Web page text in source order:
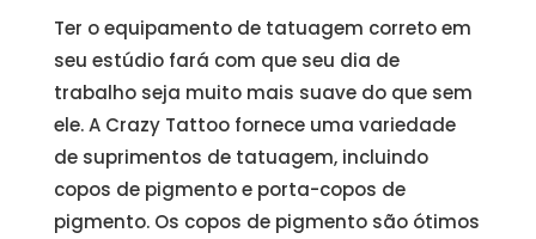
Ter o equipamento de tatuagem correto em
seu estúdio fará com que seu dia de
trabalho seja muito mais suave do que sem
ele. A Crazy Tattoo fornece uma variedade
de suprimentos de tatuagem, incluindo
copos de pigmento e porta-copos de
pigmento. Os copos de pigmento são ótimos